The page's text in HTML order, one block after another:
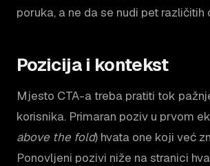
poruka, a ne da se nudi pet različitih
Pozicija i kontekst
Mjesto CTA-a treba pratiti tok
korisnika. Primaran poziv u prvom
above the fold) hvata one koji već
Ponovljeni pozivi niže na stranici